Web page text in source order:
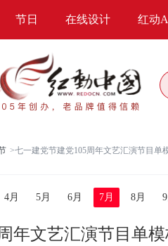
节日 在线设计 红动
>七一建党节建党105周年文艺汇演节目单
4月 5月 6月 7月 8月
年文艺汇演节目单